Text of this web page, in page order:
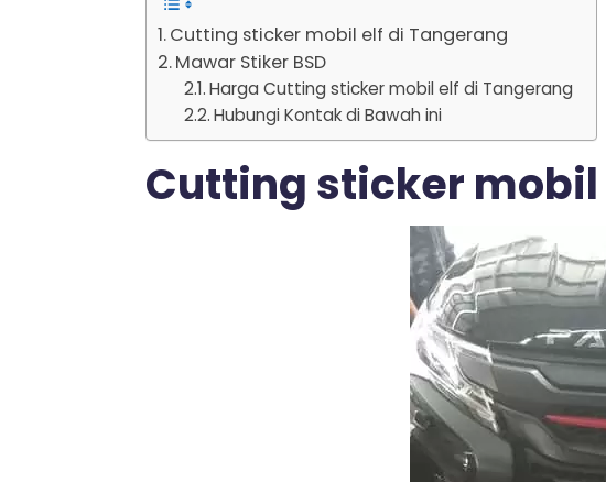
Cutting sticker mobil elf di Tangerang
Mawar Stiker BSD
Harga Cutting sticker mobil elf di Tangerang
Hubungi Kontak di Bawah ini
Cutting sticker